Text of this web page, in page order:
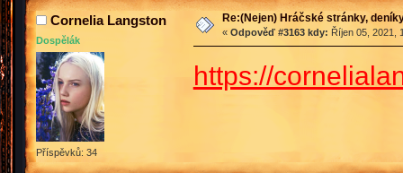
Cornelia Langston
Dospělák
Příspěvků: 34
Re:(Nejen) Hráčské stránky,
« Odpověď #3163 kdy: Říjen 05, 2021,
https://